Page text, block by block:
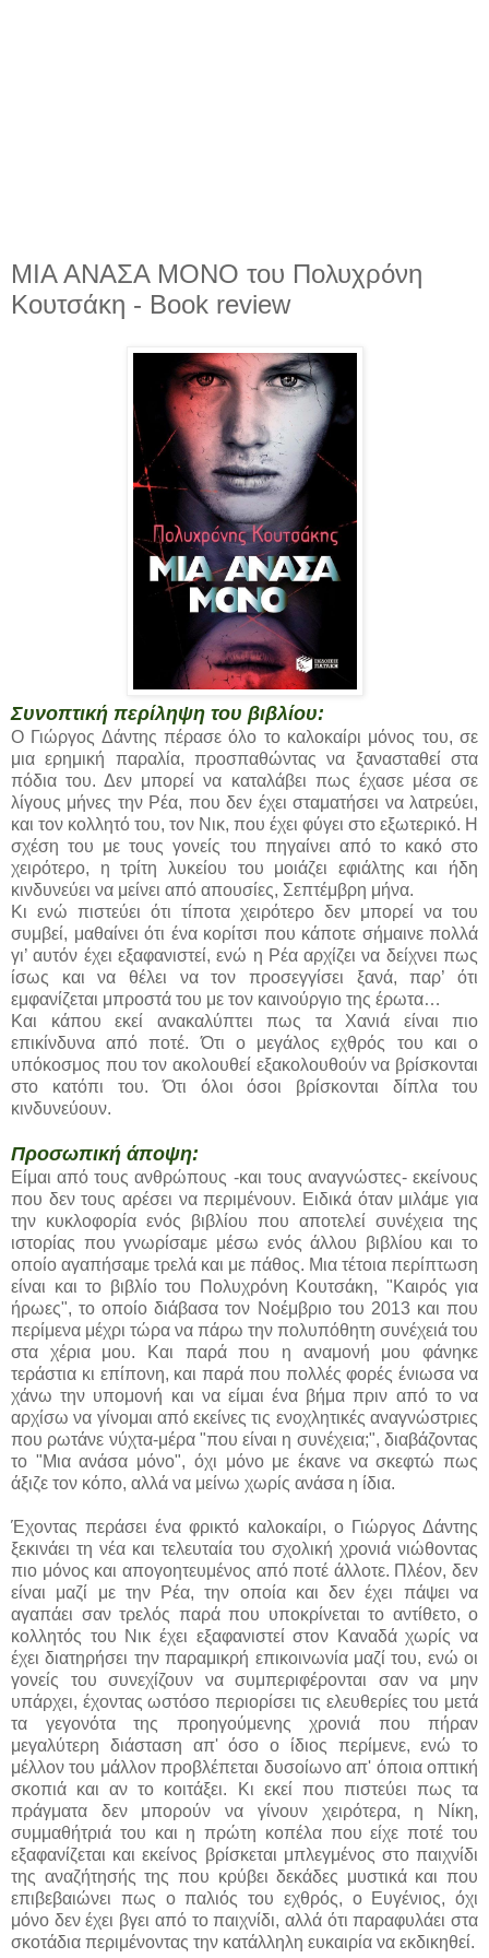
ΜΙΑ ΑΝΑΣΑ ΜΟΝΟ του Πολυχρόνη
Κουτσάκη - Book review
Συνοπτική περίληψη του βιβλίου:
Ο Γιώργος Δάντης πέρασε όλο το καλοκαίρι μόνος του, σε
μια ερημική παραλία, προσπαθώντας να ξανασταθεί στα
πόδια του. Δεν μπορεί να καταλάβει πως έχασε μέσα σε
λίγους μήνες την Ρέα, που δεν έχει σταματήσει να λατρεύει,
και τον κολλητό του, τον Νικ, που έχει φύγει στο εξωτερικό. Η
σχέση του με τους γονείς του πηγαίνει από το κακό στο
χειρότερο, η τρίτη λυκείου του μοιάζει εφιάλτης και ήδη
κινδυνεύει να μείνει από απουσίες, Σεπτέμβρη μήνα.
Κι ενώ πιστεύει ότι τίποτα χειρότερο δεν μπορεί να του
συμβεί, μαθαίνει ότι ένα κορίτσι που κάποτε σήμαινε πολλά
γι’ αυτόν έχει εξαφανιστεί, ενώ η Ρέα αρχίζει να δείχνει πως
ίσως και να θέλει να τον προσεγγίσει ξανά, παρ’ ότι
εμφανίζεται μπροστά του με τον καινούργιο της έρωτα…
Και κάπου εκεί ανακαλύπτει πως τα Χανιά είναι πιο
επικίνδυνα από ποτέ. Ότι ο μεγάλος εχθρός του και ο
υπόκοσμος που τον ακολουθεί εξακολουθούν να βρίσκονται
στο κατόπι του. Ότι όλοι όσοι βρίσκονται δίπλα του
κινδυνεύουν.
Προσωπική άποψη:
Είμαι από τους ανθρώπους -και τους αναγνώστες- εκείνους
που δεν τους αρέσει να περιμένουν. Ειδικά όταν μιλάμε για
την κυκλοφορία ενός βιβλίου που αποτελεί συνέχεια της
ιστορίας που γνωρίσαμε μέσω ενός άλλου βιβλίου και το
οποίο αγαπήσαμε τρελά και με πάθος. Μια τέτοια περίπτωση
είναι και το βιβλίο του Πολυχρόνη Κουτσάκη, "Καιρός για
ήρωες", το οποίο διάβασα τον Νοέμβριο του 2013 και που
περίμενα μέχρι τώρα να πάρω την πολυπόθητη συνέχειά του
στα χέρια μου. Και παρά που η αναμονή μου φάνηκε
τεράστια κι επίπονη, και παρά που πολλές φορές ένιωσα να
χάνω την υπομονή και να είμαι ένα βήμα πριν από το να
αρχίσω να γίνομαι από εκείνες τις ενοχλητικές αναγνώστριες
που ρωτάνε νύχτα-μέρα "που είναι η συνέχεια;", διαβάζοντας
το "Μια ανάσα μόνο", όχι μόνο με έκανε να σκεφτώ πως
άξιζε τον κόπο, αλλά να μείνω χωρίς ανάσα η ίδια.
Έχοντας περάσει ένα φρικτό καλοκαίρι, ο Γιώργος Δάντης
ξεκινάει τη νέα και τελευταία του σχολική χρονιά νιώθοντας
πιο μόνος και απογοητευμένος από ποτέ άλλοτε. Πλέον, δεν
είναι μαζί με την Ρέα, την οποία και δεν έχει πάψει να
αγαπάει σαν τρελός παρά που υποκρίνεται το αντίθετο, ο
κολλητός του Νικ έχει εξαφανιστεί στον Καναδά χωρίς να
έχει διατηρήσει την παραμικρή επικοινωνία μαζί του, ενώ οι
γονείς του συνεχίζουν να συμπεριφέρονται σαν να μην
υπάρχει, έχοντας ωστόσο περιορίσει τις ελευθερίες του μετά
τα γεγονότα της προηγούμενης χρονιά που πήραν
μεγαλύτερη διάσταση απ' όσο ο ίδιος περίμενε, ενώ το
μέλλον του μάλλον προβλέπεται δυσοίωνο απ' όποια οπτική
σκοπιά και αν το κοιτάξει. Κι εκεί που πιστεύει πως τα
πράγματα δεν μπορούν να γίνουν χειρότερα, η Νίκη,
συμμαθήτριά του και η πρώτη κοπέλα που είχε ποτέ του
εξαφανίζεται και εκείνος βρίσκεται μπλεγμένος στο παιχνίδι
της αναζήτησής της που κρύβει δεκάδες μυστικά και που
επιβεβαιώνει πως ο παλιός του εχθρός, ο Ευγένιος, όχι
μόνο δεν έχει βγει από το παιχνίδι, αλλά ότι παραφυλάει στα
σκοτάδια περιμένοντας την κατάλληλη ευκαιρία να εκδικηθεί.